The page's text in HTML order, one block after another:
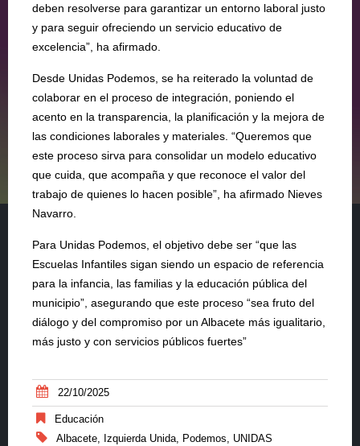
deben resolverse para garantizar un entorno laboral justo
y para seguir ofreciendo un servicio educativo de
excelencia”, ha afirmado.
Desde Unidas Podemos, se ha reiterado la voluntad de
colaborar en el proceso de integración, poniendo el
acento en la transparencia, la planificación y la mejora de
las condiciones laborales y materiales. “Queremos que
este proceso sirva para consolidar un modelo educativo
que cuida, que acompaña y que reconoce el valor del
trabajo de quienes lo hacen posible”, ha afirmado Nieves
Navarro.
Para Unidas Podemos, el objetivo debe ser “que las
Escuelas Infantiles sigan siendo un espacio de referencia
para la infancia, las familias y la educación pública del
municipio”, asegurando que este proceso “sea fruto del
diálogo y del compromiso por un Albacete más igualitario,
más justo y con servicios públicos fuertes”
22/10/2025
Educación
Albacete Izquierda Unida Podemos
UNIDAS